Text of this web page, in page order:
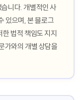
니다. 개별적인 사
있으며, 본 블로그
법적 책임도 지지
가와의 개별 상담을